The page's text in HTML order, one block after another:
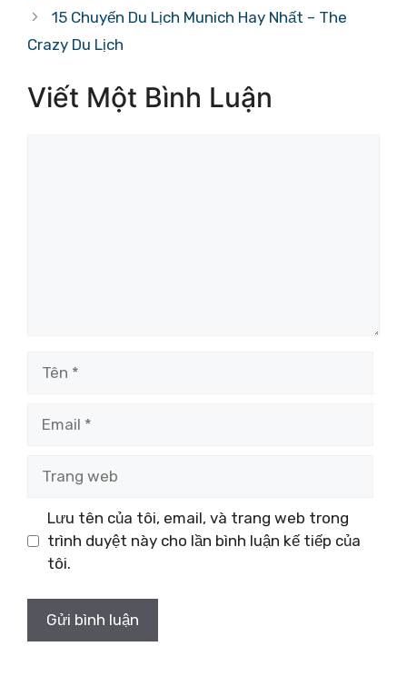
15 Chuyến Du Lịch Munich Hay Nhất – The
Crazy Du Lịch
Viết Một Bình Luận
Lưu tên của tôi, email, và trang web trong
trình duyệt này cho lần bình luận kế tiếp của
tôi.